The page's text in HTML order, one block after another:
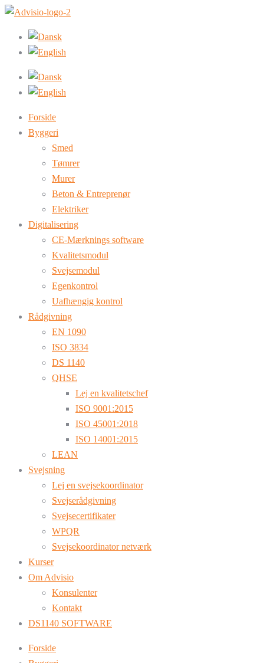
Forside
Byggeri
Smed
Tømrer
Murer
Beton & Entreprenør
Elektriker
Digitalisering
CE-Mærknings software
Kvalitetsmodul
Svejsemodul
Egenkontrol
Uafhængig kontrol
Rådgivning
EN 1090
ISO 3834
DS 1140
QHSE
Lej en kvalitetschef
ISO 9001:2015
ISO 45001:2018
ISO 14001:2015
LEAN
Svejsning
Lej en svejsekoordinator
Svejserådgivning
Svejsecertifikater
WPQR
Svejsekoordinator netværk
Kurser
Om Advisio
Konsulenter
Kontakt
DS1140 SOFTWARE
Forside